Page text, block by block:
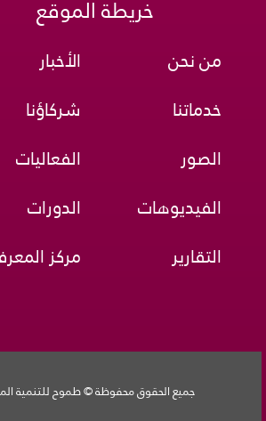
خريطة الموقع
من نحن
خدماتنا
الصور
الفيديوهات
التقارير
الأخبار
شركاؤنا
الفعاليات
الدورات
مركز
جميع الحقوق محفوظة © طموح للتنمية